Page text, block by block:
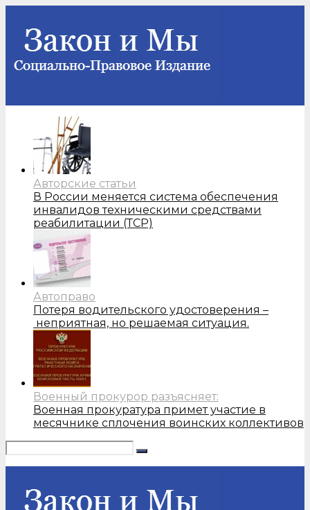
Авторские статьи
В России меняется система обеспечения
инвалидов техническими средствами
реабилитации (ТСР)
Автоправо
Потеря водительского удостоверения –
неприятная, но решаемая ситуация.
Военный прокурор разъясняет:
Военная прокуратура примет участие в
месячнике сплочения воинских коллективов